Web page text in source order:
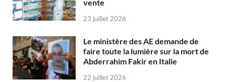
vente
23 juillet 2026
Le ministère des AE demande de
faire toute la lumière sur la mort de
Abderrahim Fakir en Italie
22 juillet 2026